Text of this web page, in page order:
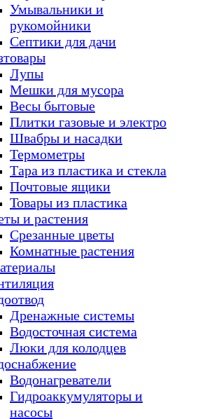
Умывальники и
рукомойники
Септики для дачи
Лупы
Мешки для мусора
Весы бытовые
Плитки газовые и электро
Швабры и насадки
Термометры
Тара из пластика и стекла
Почтовые ящики
Товары из пластика
и растения
Срезанные цветы
Комнатные растения
Дренажные системы
Водосточная система
Люки для колодцев
Водонагреватели
Гидроаккумуляторы и
насосы